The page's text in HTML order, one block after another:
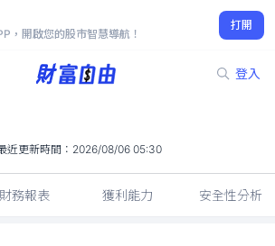
，開啟您的股市智慧導航！
打開
登入
15.25
1.32%
近更新時間： 2026/08/06 05:30
財務報表 獲利能力 安全性分析